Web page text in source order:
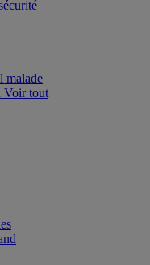
malade
Voir tout